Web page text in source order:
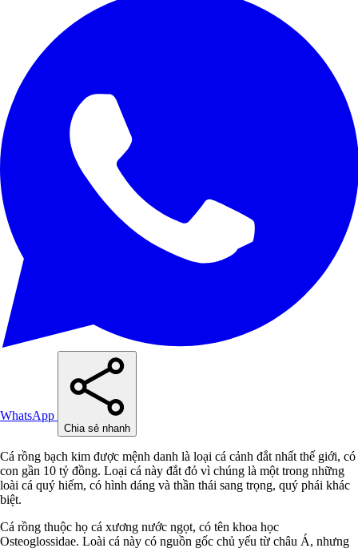
WhatsApp
Chia sẻ nhanh
Cá rồng bạch kim được mệnh danh là loại cá cảnh đắt nhất thế giới, có
con gần 10 tỷ đồng. Loại cá này đắt đỏ vì chúng là một trong những
loài cá quý hiếm, có hình dáng và thần thái sang trọng, quý phái khác
biệt.
Cá rồng thuộc họ cá xương nước ngọt, có tên khoa học
Osteoglossidae. Loài cá này có nguồn gốc chủ yếu từ châu Á, nhưng